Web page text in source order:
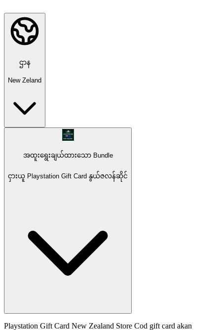
ဌာန
New Zeland
အထူးရွေးချယ်ထားသော Bundle
ငှားယူ Playstation Gift Card နွယ်ဇလန်ဆိုင်
Playstation Gift Card New Zealand Store Cod gift card akan